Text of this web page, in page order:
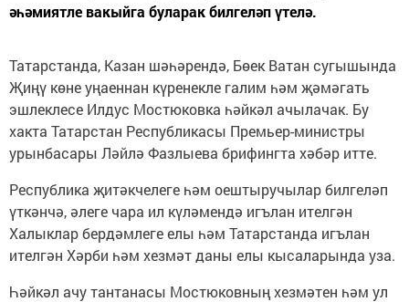
әһәмиятле вакыйга буларак билгеләп үтелә.
Татарстанда, Казан шәһәрендә, Бөек Ватан сугышында
Җиңү көне уңаеннан күренекле галим һәм җәмәгать
эшлеклесе Илдус Мостюковка һәйкәл ачылачак. Бу
хакта Татарстан Республикасы Премьер-министры
урынбасары Ләйлә Фазлыева брифингта хәбәр итте.
Республика җитәкчелеге һәм оештыручылар билгеләп
үткәнчә, әлеге чара ил күләмендә игълан ителгән
Халыклар бердәмлеге елы һәм Татарстанда игълан
ителгән Хәрби һәм хезмәт даны елы кысаларында уза.
Һәйкәл ачу тантанасы Мостюковның хезмәтен һәм ул